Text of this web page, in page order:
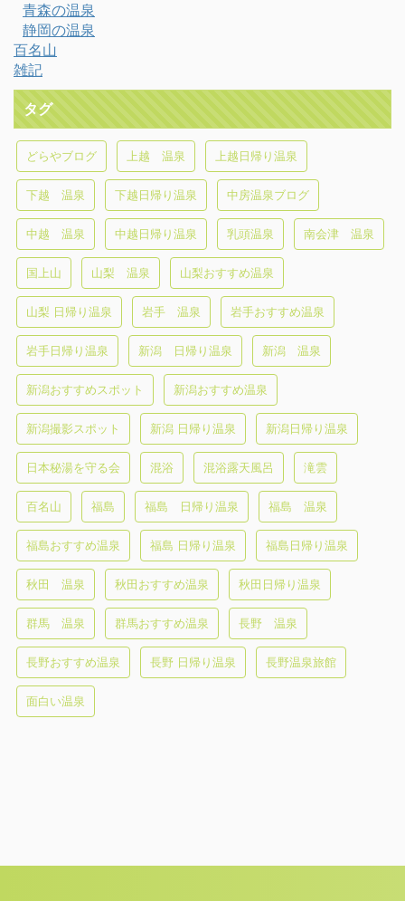
青森の温泉
静岡の温泉
百名山
雑記
タグ
どらやブログ 上越 温泉 上越日帰り温泉
下越 温泉 下越日帰り温泉 中房温泉ブログ
中越 温泉 中越日帰り温泉 乳頭温泉 南会津 温泉
国上山 山梨 温泉 山梨おすすめ温泉
山梨 日帰り温泉 岩手 温泉 岩手おすすめ温泉
岩手日帰り温泉 新潟 日帰り温泉 新潟 温泉
新潟おすすめスポット 新潟おすすめ温泉
新潟撮影スポット 新潟 日帰り温泉 新潟日帰り温泉
日本秘湯を守る会 混浴 混浴露天風呂 滝雲
百名山 福島 福島 日帰り温泉 福島 温泉
福島おすすめ温泉 福島 日帰り温泉 福島日帰り温泉
秋田 温泉 秋田おすすめ温泉 秋田日帰り温泉
群馬 温泉 群馬おすすめ温泉 長野 温泉
長野おすすめ温泉 長野 日帰り温泉 長野温泉旅館
面白い温泉